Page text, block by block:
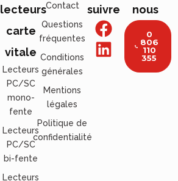
lecteurs
carte
vitale
Lecteurs
PC/SC
mono-
fente
Lecteurs
PC/SC
bi-fente
Lecteurs
Contact
Questions
fréquentes
Conditions
générales
Mentions
légales
Politique de
confidentialité
suivre
nous
0
806
110
355